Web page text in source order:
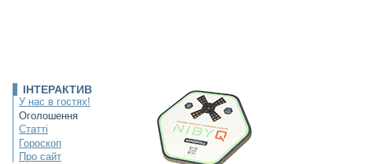
ІНТЕРАКТИВ
У нас в гостях!
Оголошення
Статті
Гороскоп
Про сайт